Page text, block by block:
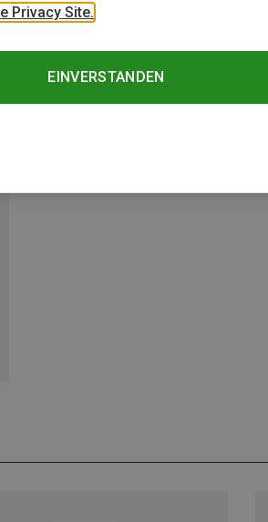
Privacy Site.
EINVERSTANDEN